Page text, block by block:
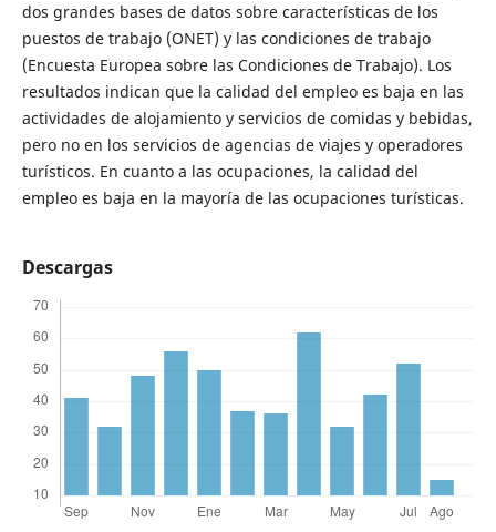
dos grandes bases de datos sobre características de los
puestos de trabajo (ONET) y las condiciones de trabajo
(Encuesta Europea sobre las Condiciones de Trabajo). Los
resultados indican que la calidad del empleo es baja en las
actividades de alojamiento y servicios de comidas y bebidas,
pero no en los servicios de agencias de viajes y operadores
turísticos. En cuanto a las ocupaciones, la calidad del
empleo es baja en la mayoría de las ocupaciones turísticas.
Descargas